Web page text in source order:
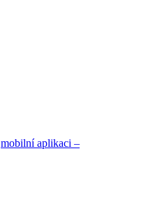
mobilní aplikaci –